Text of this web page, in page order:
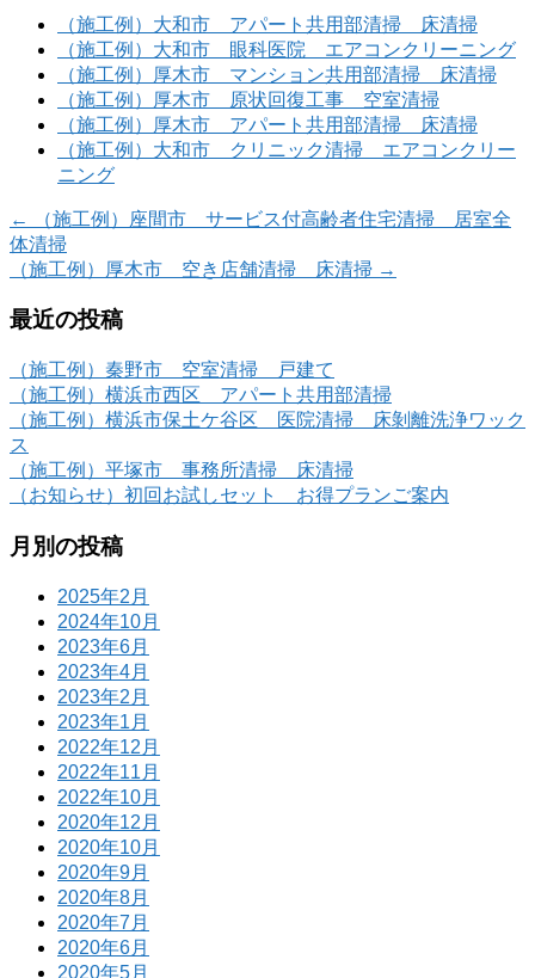
（施工例）大和市 アパート共用部清掃 床清掃
（施工例）大和市 眼科医院 エアコンクリーニング
（施工例）厚木市 マンション共用部清掃 床清掃
（施工例）厚木市 原状回復工事 空室清掃
（施工例）厚木市 アパート共用部清掃 床清掃
（施工例）大和市 クリニック清掃 エアコンクリー
ニング
←
（施工例）座間市 サービス付高齢者住宅清掃 居室全
体清掃
（施工例）厚木市 空き店舗清掃 床清掃 →
最近の投稿
（施工例）秦野市 空室清掃 戸建て
（施工例）横浜市西区 アパート共用部清掃
（施工例）横浜市保土ケ谷区 医院清掃 床剝離洗浄ワック
ス
（施工例）平塚市 事務所清掃 床清掃
（お知らせ）初回お試しセット お得プランご案内
月別の投稿
2025年2月
2024年10月
2023年6月
2023年4月
2023年2月
2023年1月
2022年12月
2022年11月
2022年10月
2020年12月
2020年10月
2020年9月
2020年8月
2020年7月
2020年6月
2020年5月